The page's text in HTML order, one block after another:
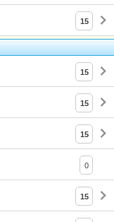
15
15
15
15
0
15